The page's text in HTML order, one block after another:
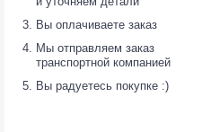
Вы оплачиваете заказ
Мы отправляем заказ
транспортной компанией
Вы радуетесь покупке :)